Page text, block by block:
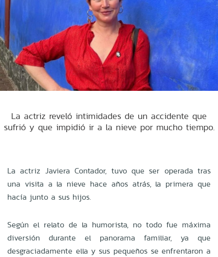
La actriz reveló intimidades de un accidente que
sufrió y que impidió ir a la nieve por mucho tiempo.
La actriz Javiera Contador, tuvo que ser operada tras
una visita a la nieve hace años atrás, la primera que
hacía junto a sus hijos.
Según el relato de la humorista, no todo fue máxima
diversión durante el panorama familiar, ya que
desgraciadamente ella y sus pequeños se enfrentaron a